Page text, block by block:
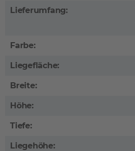
Lieferumfang:
Farbe:
Liegefläche:
Breite:
Höhe:
Tiefe:
Liegehöhe: